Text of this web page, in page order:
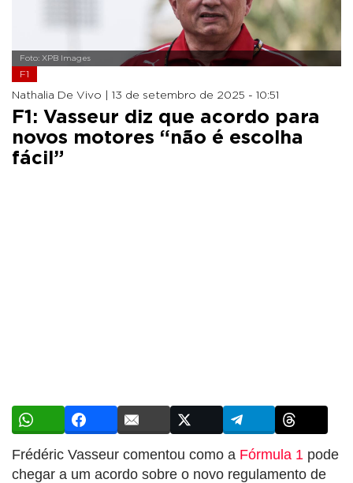
Foto: XPB Images
F1
Nathalia De Vivo | 13 de setembro de 2025 - 10:51
F1: Vasseur diz que acordo para
novos motores “não é escolha
fácil”
Frédéric Vasseur comentou como a Fórmula 1 pode
chegar a um acordo sobre o novo regulamento de